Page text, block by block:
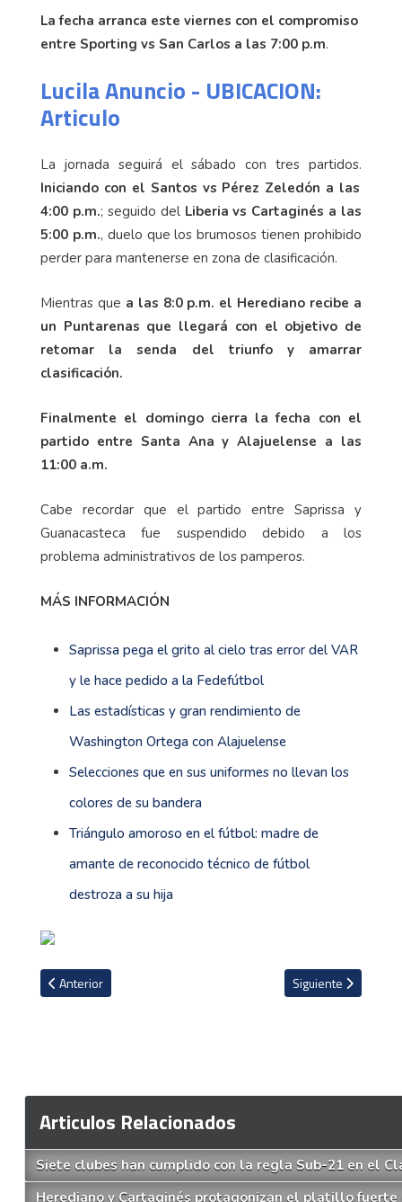
La fecha arranca este viernes con el compromiso
entre Sporting vs San Carlos a las 7:00 p.m.
Lucila Anuncio - UBICACION:
Articulo
La jornada seguirá el sábado con tres partidos.
Iniciando con el Santos vs Pérez Zeledón a las
4:00 p.m.; seguido del Liberia vs Cartaginés a las
5:00 p.m., duelo que los brumosos tienen prohibido
perder para mantenerse en zona de clasificación.
Mientras que a las 8:0 p.m. el Herediano recibe a
un Puntarenas que llegará con el objetivo de
retomar la senda del triunfo y amarrar
clasificación.
Finalmente el domingo cierra la fecha con el
partido entre Santa Ana y Alajuelense a las
11:00 a.m.
Cabe recordar que el partido entre Saprissa y
Guanacasteca fue suspendido debido a los
problema administrativos de los pamperos.
MÁS INFORMACIÓN
Saprissa pega el grito al cielo tras error del VAR
y le hace pedido a la Fedefútbol
Las estadísticas y gran rendimiento de
Washington Ortega con Alajuelense
Selecciones que en sus uniformes no llevan los
colores de su bandera
Triángulo amoroso en el fútbol: madre de
amante de reconocido técnico de fútbol
destroza a su hija
Artículo anterior: Puntarenas le solicita a la Fedefútbol que para
Anterior Artículo siguiente:
Siguiente
Articulos Relacionados
Siete clubes han cumplido con la regla Sub-21 en el
Herediano y Cartaginés protagonizan el platillo fuerte